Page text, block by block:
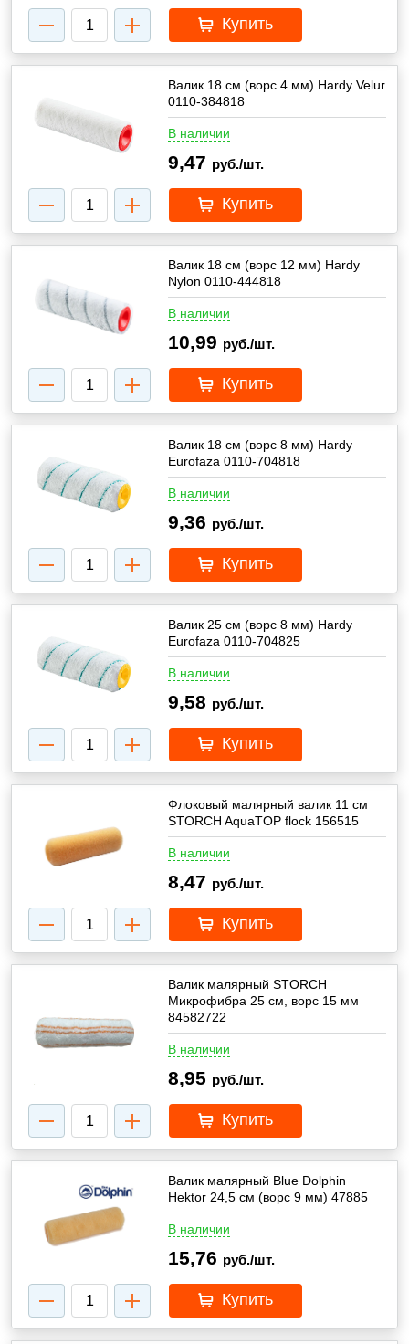
Купить
Валик 18 см (ворс 4 мм) Hardy Velur
0110-384818
В наличии
9,47 руб./шт.
Купить
Валик 18 см (ворс 12 мм) Hardy
Nylon 0110-444818
В наличии
10,99 руб./шт.
Купить
Валик 18 см (ворс 8 мм) Hardy
Eurofaza 0110-704818
В наличии
9,36 руб./шт.
Купить
Валик 25 см (ворс 8 мм) Hardy
Eurofaza 0110-704825
В наличии
9,58 руб./шт.
Купить
Флоковый малярный валик 11 см
STORCH AquaTOP flock 156515
В наличии
8,47 руб./шт.
Купить
Валик малярный STORCH
Микрофибра 25 см, ворс 15 мм
84582722
В наличии
8,95 руб./шт.
Купить
Валик малярный Blue Dolphin
Hektor 24,5 см (ворс 9 мм) 47885
В наличии
15,76 руб./шт.
Купить